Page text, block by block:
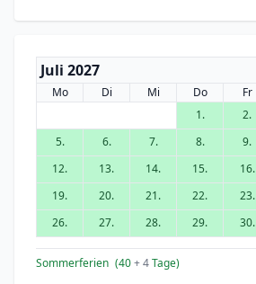
Juli 2027
Mo Di Mi Do Fr
1.
2.
5.
6. 7. 8. 9.
12.
13. 14. 15. 16.
19.
20. 21. 22. 23.
26.
27. 28. 29. 30.
Sommerferien (40+ 4Tage)